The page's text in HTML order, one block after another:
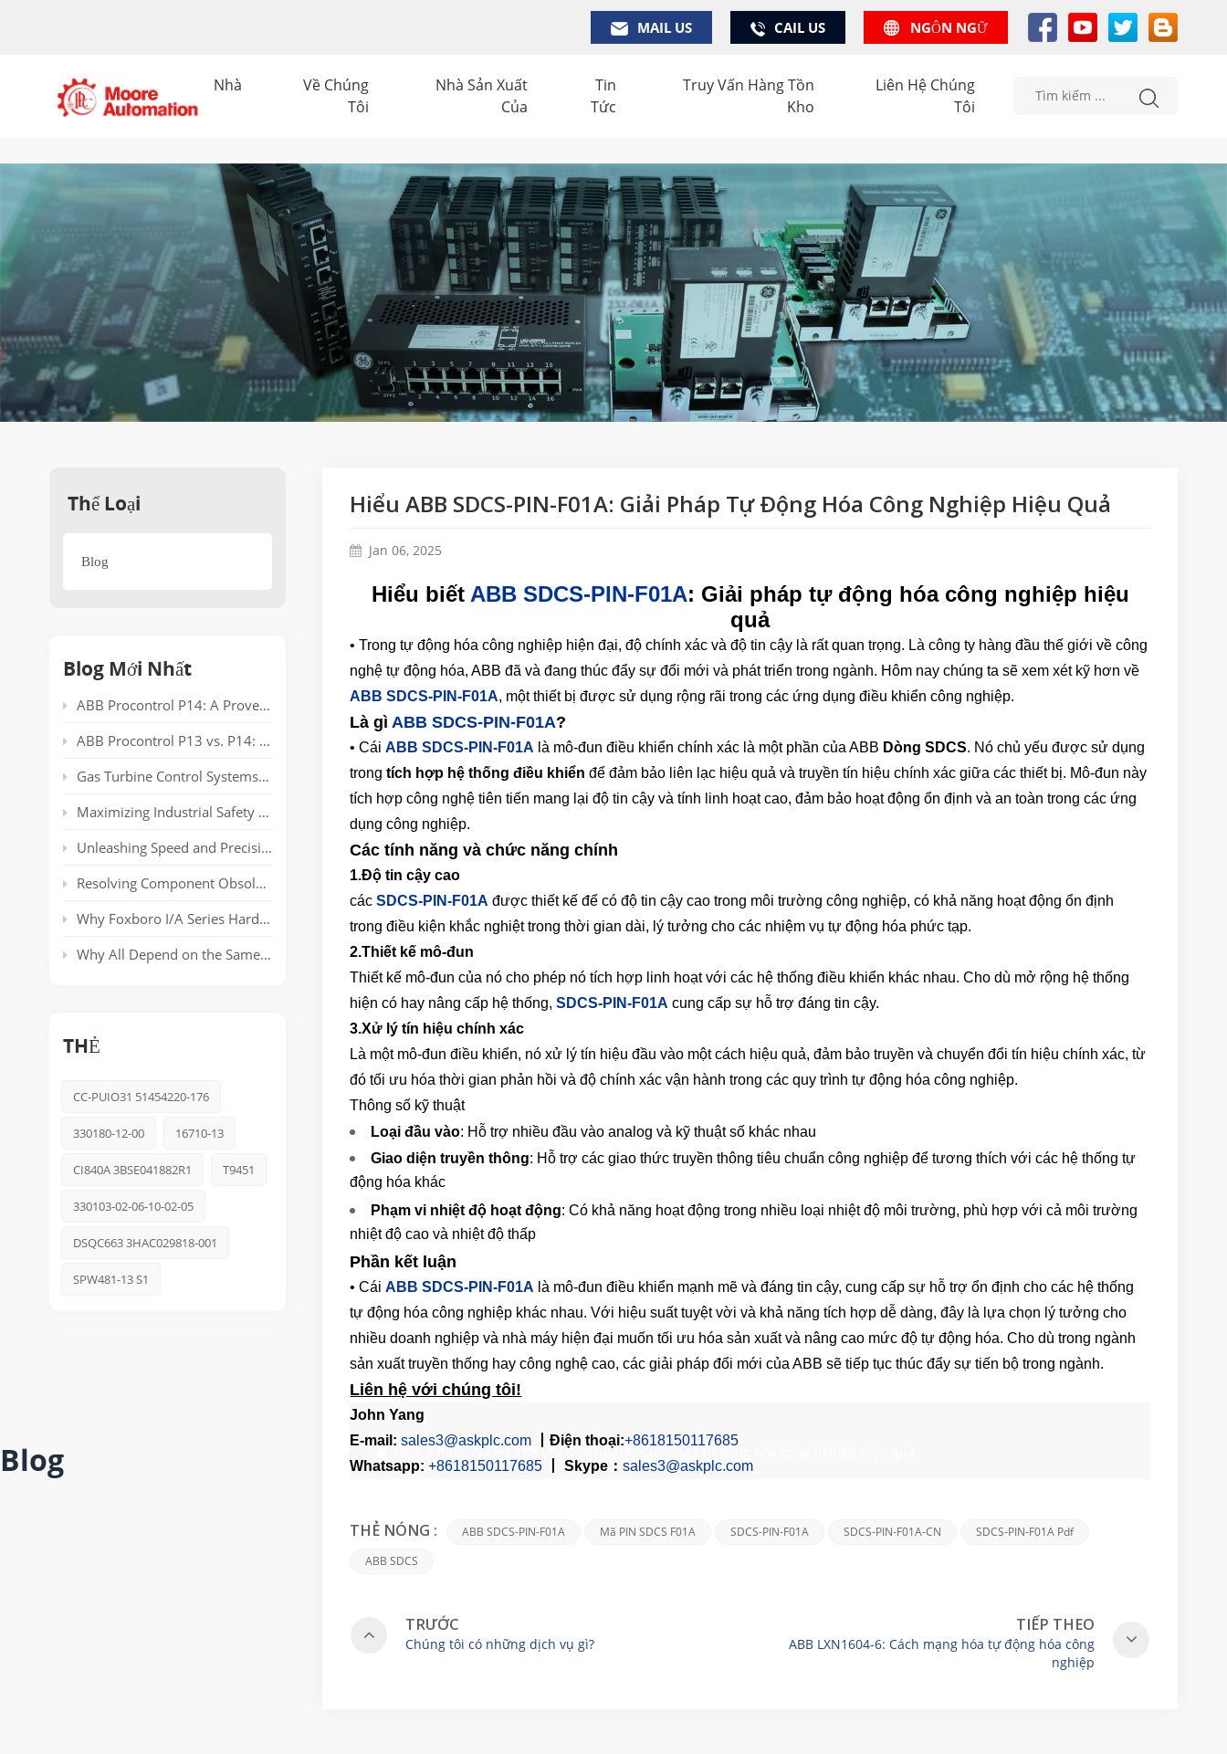
MAIL US CAIL US NGÔN NGỮ
Nhà
Về Chúng
Tôi
Nhà Sản Xuất
Của
Tin
Tức
Truy Vấn Hàng Tồn
Kho
Liên Hệ Chúng
Tôi
Blog Blog Hiểu ABB SDCS-PIN-F01A: Giải pháp tự động hóa công nghiệp hiệu quả
Thể Loại
Blog
Blog Mới Nhất
ABB Procontrol P14: A Proven Power Plant Automation System Supporting Reliable Generation for Decades
ABB Procontrol P13 vs. P14: Technical Comparison and Spare Parts Guide
Gas Turbine Control Systems: Common Automation Platforms and Spare Parts Used in Power Generation
Maximizing Industrial Safety and Connectivity with the HIMA HIMatrix Series
Unleashing Speed and Precision: The Power of ABB’s AC 800PEC Control System
Resolving Component Obsolescence in ICS Triplex Trusted® T8000 Series Safety Systems
Why Foxboro I/A Series Hardware Still Dominates Long-Life Process Plants
Why All Depend on the Same Safety Platform: Triconex
THẺ
CC-PUIO31 51454220-176
330180-12-00 16710-13
CI840A 3BSE041882R1 T9451
330103-02-06-10-02-05
DSQC663 3HAC029818-001
SPW481-13 S1
Hiểu ABB SDCS-PIN-F01A: Giải Pháp Tự Động Hóa Công Nghiệp Hiệu Quả
Jan 06, 2025
Hiểu biết ABB SDCS-PIN-F01A: Giải pháp tự động hóa công nghiệp hiệu
quả
• Trong tự động hóa công nghiệp hiện đại, độ chính xác và độ tin cậy là rất quan trọng. Là công ty hàng đầu thế giới về công
nghệ tự động hóa, ABB đã và đang thúc đẩy sự đổi mới và phát triển trong ngành. Hôm nay chúng ta sẽ xem xét kỹ hơn về
ABB SDCS-PIN-F01A, một thiết bị được sử dụng rộng rãi trong các ứng dụng điều khiển công nghiệp.
Là gì ABB SDCS-PIN-F01A?
• CáiABB SDCS-PIN-F01A là mô-đun điều khiển chính xác là một phần của ABB Dòng SDCS. Nó chủ yếu được sử dụng
trongtích hợp hệ thống điều khiển để đảm bảo liên lạc hiệu quả và truyền tín hiệu chính xác giữa các thiết bị. Mô-đun này
tích hợp công nghệ tiên tiến mang lại độ tin cậy và tính linh hoạt cao, đảm bảo hoạt động ổn định và an toàn trong các ứng
dụng công nghiệp.
Các tính năng và chức năng chính
1.Độ tin cậy cao
cácSDCS-PIN-F01A được thiết kế để có độ tin cậy cao trong môi trường công nghiệp, có khả năng hoạt động ổn định
trong điều kiện khắc nghiệt trong thời gian dài, lý tưởng cho các nhiệm vụ tự động hóa phức tạp.
2.Thiết kế mô-đun
Thiết kế mô-đun của nó cho phép nó tích hợp linh hoạt với các hệ thống điều khiển khác nhau. Cho dù mở rộng hệ thống
hiện có hay nâng cấp hệ thống,SDCS-PIN-F01A cung cấp sự hỗ trợ đáng tin cậy.
3.Xử lý tín hiệu chính xác
Là một mô-đun điều khiển, nó xử lý tín hiệu đầu vào một cách hiệu quả, đảm bảo truyền và chuyển đổi tín hiệu chính xác, từ
đó tối ưu hóa thời gian phản hồi và độ chính xác vận hành trong các quy trình tự động hóa công nghiệp.
Thông số kỹ thuật
Loại đầu vào: Hỗ trợ nhiều đầu vào analog và kỹ thuật số khác nhau
Giao diện truyền thông: Hỗ trợ các giao thức truyền thông tiêu chuẩn công nghiệp để tương thích với các hệ thống tự
động hóa khác
Phạm vi nhiệt độ hoạt động: Có khả năng hoạt động trong nhiều loại nhiệt độ môi trường, phù hợp với cả môi trường
nhiệt độ cao và nhiệt độ thấp
Phần kết luận
• CáiABB SDCS-PIN-F01A là mô-đun điều khiển mạnh mẽ và đáng tin cậy, cung cấp sự hỗ trợ ổn định cho các hệ thống
tự động hóa công nghiệp khác nhau. Với hiệu suất tuyệt vời và khả năng tích hợp dễ dàng, đây là lựa chọn lý tưởng cho
nhiều doanh nghiệp và nhà máy hiện đại muốn tối ưu hóa sản xuất và nâng cao mức độ tự động hóa. Cho dù trong ngành
sản xuất truyền thống hay công nghệ cao, các giải pháp đổi mới của ABB sẽ tiếp tục thúc đẩy sự tiến bộ trong ngành.
Liên hệ với chúng tôi!
John Yang
E-mail:sales3@askplc.com 丨Điện thoại:+8618150117685
Whatsapp:+8618150117685 Skype ：sales3@askplc.com
THẺ NÓNG : ABB SDCS-PIN-F01A Mã PIN SDCS F01A SDCS-PIN-F01A SDCS-PIN-F01A-CN
SDCS-PIN-F01A Pdf
ABB SDCS
TRƯỚC
Chúng tôi có những dịch vụ gì?
TIẾP THEO
ABB LXN1604-6: Cách mạng hóa tự động hóa công
nghiệp